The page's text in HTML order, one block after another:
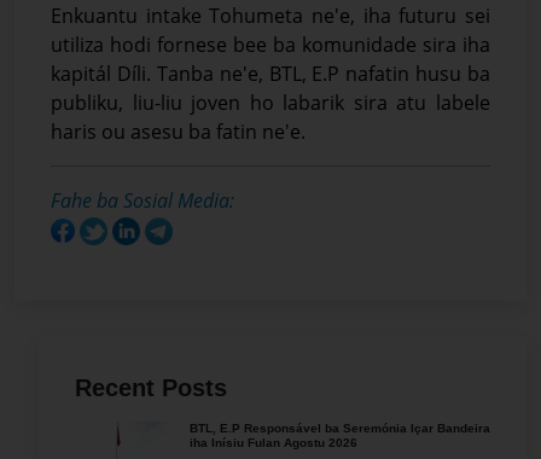
Enkuantu intake Tohumeta ne'e, iha futuru sei
utiliza hodi fornese bee ba komunidade sira iha
kapitál Díli. Tanba ne'e, BTL, E.P nafatin husu ba
publiku, liu-liu joven ho labarik sira atu labele
haris ou asesu ba fatin ne'e.
Fahe ba Sosial Media:
Recent Posts
BTL, E.P Responsável ba Seremónia Içar Bandeira
iha Inísiu Fulan Agostu 2026